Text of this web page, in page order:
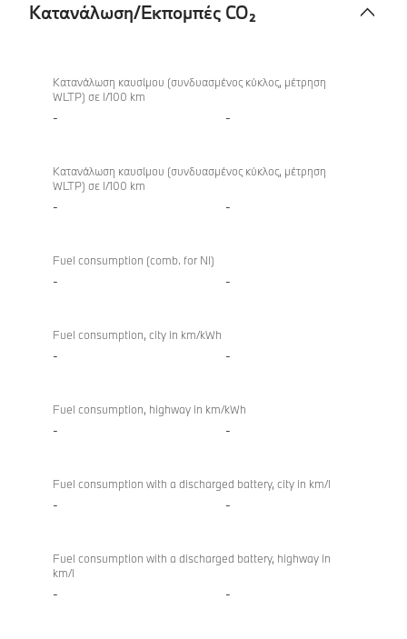
Κατανάλωση/Εκπομπές CO₂
Εκπομπές
Κατανάλωση καυσίμου (συνδυασμένος κύκλος, μέτρηση
WLTP) σε l/100 km
- -
Κατανάλωση καυσίμου (συνδυασμένος κύκλος, μέτρηση
WLTP) σε l/100 km
- -
Fuel consumption (comb. for NI)
- -
Fuel consumption, city in km/kWh
- -
Fuel consumption, highway in km/kWh
- -
Fuel consumption with a discharged battery, city in km/l
- -
Fuel consumption with a discharged battery, highway in
km/l
- -